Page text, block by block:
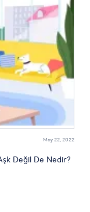
May 22, 2022
Değil De Nedir?